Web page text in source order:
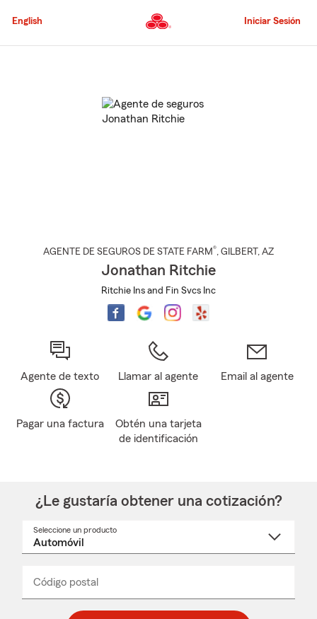
al
principal
English Iniciar Sesión
AGENTE DE SEGUROS DE STATE FARM®, GILBERT , AZ
Jonathan Ritchie
Ritchie Ins and Fin Svcs Inc
Agente de texto Llamar al agente Email al agente
Pagar una factura
Obtén una tarjeta
de identificación
¿Le gustaría obtener una cotización?
Seleccione un producto
desplegable
Código postal
_____